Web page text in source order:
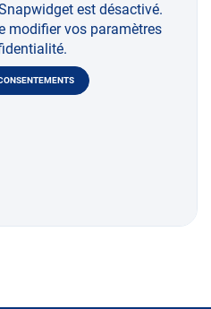
est désactivé.
modifier vos paramètres